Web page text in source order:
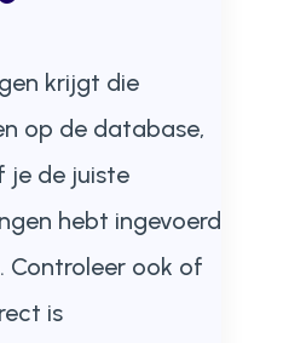
krijgt die
op de database,
je de juiste
hebt ingevoerd
Controleer ook of
is